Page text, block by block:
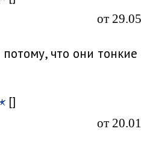
от
что они тонкие
[]
от